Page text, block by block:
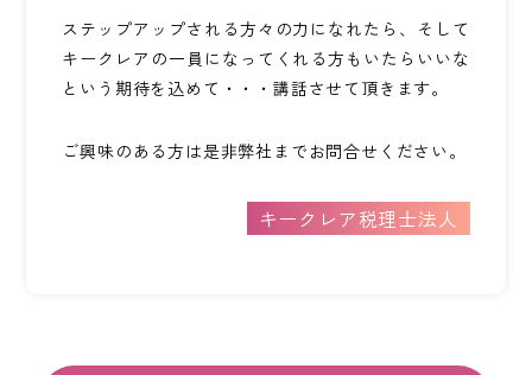
福岡本社
東京オフィス
大阪オフィス
ステップアップされる方々の力になれたら、そして
キークレアの一員になってくれる方もいたらいいな
という期待を込めて・・・講話させて頂きます。
ご興味のある方は是非弊社までお問合せください。
キークレア税理士法人